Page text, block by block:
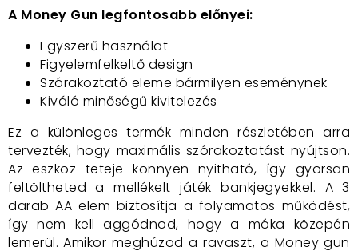
A Money Gun legfontosabb előnyei:
Egyszerű használat
Figyelemfelkeltő design
Szórakoztató eleme bármilyen eseménynek
Kiváló minőségű kivitelezés
Ez a különleges termék minden részletében arra
tervezték, hogy maximális szórakoztatást nyújtson.
Az eszköz teteje könnyen nyitható, így gyorsan
feltöltheted a mellékelt játék bankjegyekkel. A 3
darab AA elem biztosítja a folyamatos működést,
így nem kell aggódnod, hogy a móka közepén
lemerül. Amikor meghúzod a ravaszt, a Money gun